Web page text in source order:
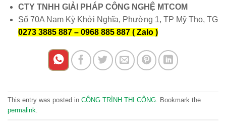
CTY TNHH GIẢI PHÁP CÔNG NGHỆ MTCOM
Số 70A Nam Kỳ Khởi Nghĩa, Phường 1, TP Mỹ Tho, TG
0273 3885 887 – 0968 885 887 ( Zalo )
This entry was posted in CÔNG TRÌNH THI CÔNG . Bookmark the
permalink